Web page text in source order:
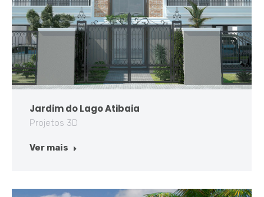
Jardim do Lago Atibaia
Projetos 3D
Ver mais